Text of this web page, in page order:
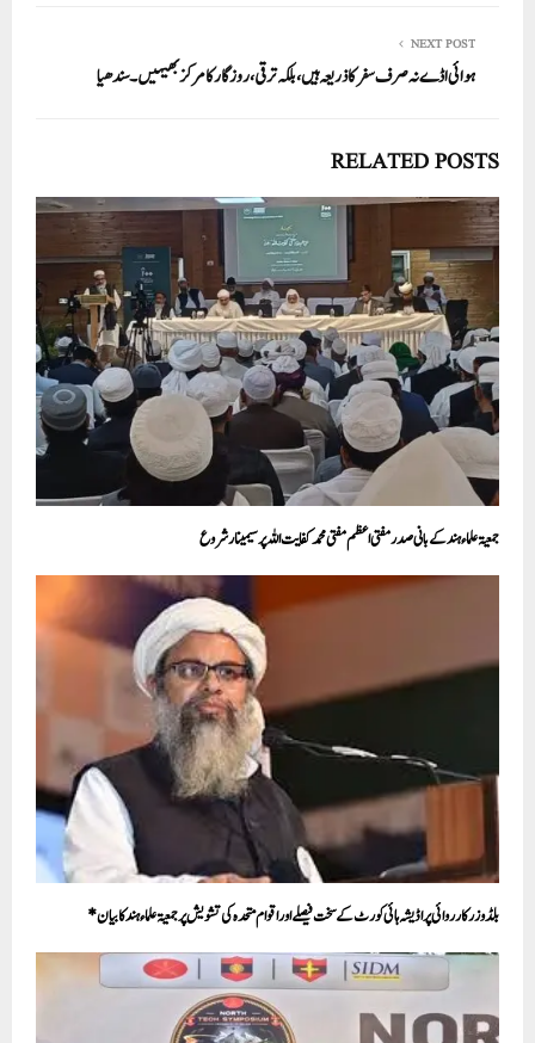
NEXT POST
ہوائی اڈے نہ صرف سفر کا ذریعہ ہیں، بلکہ ترقی، روزگار کا مرکز بھیہیں۔ سندھیا
RELATED POSTS
جمعیۃ علماء ہند کے بانی صدر مفتی اعظم مفتی محمد کفایت اللہ پر سیمینار شروع
بلڈوزر کارروائی پر اڈیشہ ہائی کورٹ کے سخت فیصلے اور اقوام متحدہ کی تشویش پر جمعیۃ علماء ہند کابیان*